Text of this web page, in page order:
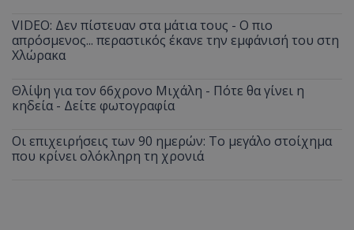
VIDEO: Δεν πίστευαν στα μάτια τους - Ο πιο
απρόσμενος... περαστικός έκανε την εμφάνισή του στη
Χλώρακα
Θλίψη για τον 66χρονο Μιχάλη - Πότε θα γίνει η
κηδεία - Δείτε φωτογραφία
Οι επιχειρήσεις των 90 ημερών: Το μεγάλο στοίχημα
που κρίνει ολόκληρη τη χρονιά